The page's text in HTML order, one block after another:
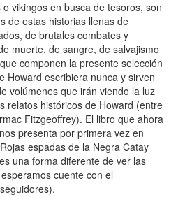
vikingos en busca de tesoros, son
de estas historias llenas de
de brutales combates y
muerte, de sangre, de salvajismo
componen la presente selección
Howard escribiera nunca y sirven
volúmenes que irán viendo la luz
relatos históricos de Howard (entre
Fitzgeoffrey). El libro que ahora
presenta por primera vez en
espadas de la Negra Catay
una forma diferente de ver las
cuente con el